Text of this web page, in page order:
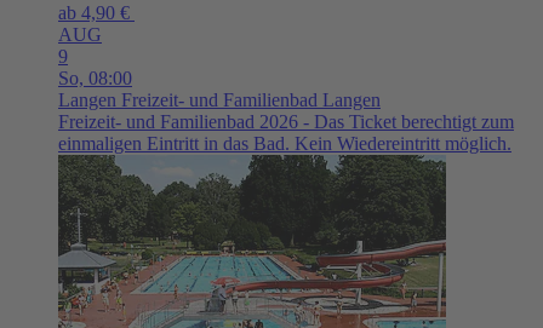
ab 4,90 €
AUG
9
So, 08:00
Langen Freizeit- und Familienbad Langen
Freizeit- und Familienbad 2026 - Das Ticket berechtigt zum
einmaligen Eintritt in das Bad. Kein Wiedereintritt möglich.